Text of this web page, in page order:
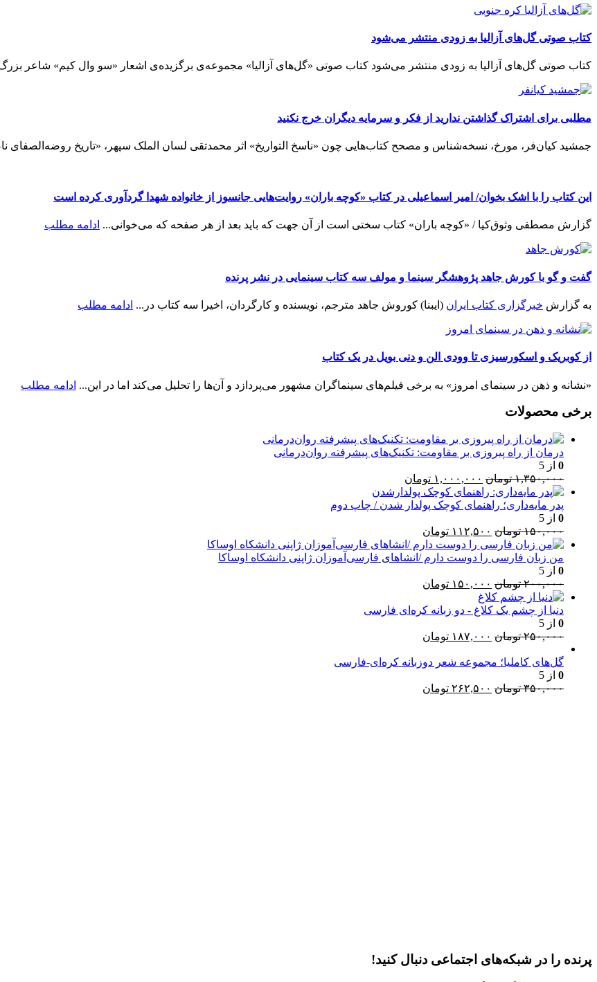
کتاب صوتی گل‌های آزالیا به زودی منتشر می‌شود
کتاب صوتی گل‌های آزالیا به زودی منتشر می‌شود کتاب صوتی «گل‌های آزالیا» مجموعه‌ی برگزیده‌ی اشعار «سو وال کیم» شاعر
مطلبی برای اشتراک گذاشتن ندارید از فکر و سرمایه دیگران خرج نکنید
جمشید کیان‌فر، مورخ، نسخه‌شناس و مصحح کتاب‌هایی چون «ناسخ التواریخ» اثر محمدتقی لسان الملک سپهر، «تاریخ
این کتاب را با اشک بخوان/ امیر اسماعیلی در کتاب «کوچه باران» روایت‌هایی جانسوز از خانواده شهدا گردآوری کرده است
گزارش مصطفی وثوق‌کیا / «کوچه باران» کتاب سختی است از آن جهت که باید بعد از هر صفحه که می‌خوانی... ادامه مطلب
گفت و گو با کورش جاهد پژوهشگر سینما و مولف سه کتاب سینمایی در نشر پرنده
به گزارش خبرگزاری کتاب ایران (ایبنا) کوروش جاهد مترجم، نویسنده و کارگردان، اخیرا سه کتاب در... ادامه مطلب
از کوبریک و اسکورسیزی تا وودی الن و دنی بویل در یک کتاب
«نشانه و ذهن در سینمای امروز» به برخی فیلم‌های سینماگران مشهور می‌پردازد و آن‌ها را تحلیل می‌کند اما در این... ادامه مطلب
برخی محصولات
درمان از راه پیروزی بر مقاومت: تکنیک‌های پیشرفته روان‌درمانی
0 از 5
۱,۳۵۰,۰۰۰ تومان قیمت
اصلی:
۱,۳۵۰,۰۰۰ تومان
۱,۰۰۰,۰۰۰ تومان
فعلی:
۱,۰۰۰,۰۰۰ تومان.
پدر مایه‌داری؛ راهنمای کوچک پولدار شدن / چاپ دوم
0 از 5
۱۵۰,۰۰۰ تومان قیمت
اصلی:
۱۵۰,۰۰۰ تومان
۱۱۲,۵۰۰ تومان
فعلی:
۱۱۲,۵۰۰ تومان.
من زبان فارسی را دوست دارم /انشاهای فارسی‌آموزان ژاپنی دانشکاه اوساکا
0 از 5
۲۰۰,۰۰۰ تومان قیمت
اصلی:
۲۰۰,۰۰۰ تومان
۱۵۰,۰۰۰ تومان
۱۵۰,۰۰۰ تومان.
دنیا از چشم یک کلاغ - دو زبانه کره‌ای فارسی
0 از 5
۲۵۰,۰۰۰ تومان قیمت
۲۵۰,۰۰۰ تومان
۱۸۷,۰۰۰ تومان
۱۸۷,۰۰۰ تومان.
گل‌های کاملیا؛ مجموعه شعر دوزبانه کره‌ای-فارسی
0 از 5
۳۵۰,۰۰۰ تومان قیمت
۲۶۲,۵۰۰ تومان
پرنده را در شبکه‌های اجتماعی دنبال کنید!